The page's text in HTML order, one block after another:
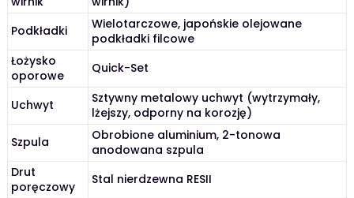
Podkładki
Wielotarczowe, japońskie olejowane
podkładki filcowe
Łożysko
oporowe
Quick-Set
Uchwyt
Sztywny metalowy uchwyt (wytrzymały,
lżejszy, odporny na korozję)
Szpula
Obrobione aluminium, 2-tonowa
anodowana szpula
Drut
poręczowy
Stal nierdzewna RESII